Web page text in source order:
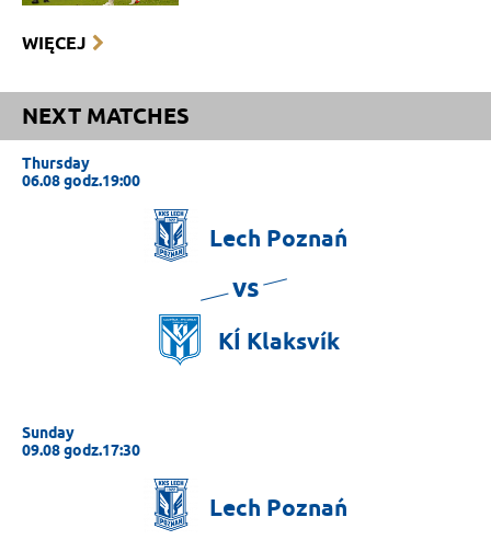
WIĘCEJ
NEXT MATCHES
Thursday
06.08 godz.19:00
Lech Poznań
vs
KÍ Klaksvík
Sunday
09.08 godz.17:30
Lech Poznań